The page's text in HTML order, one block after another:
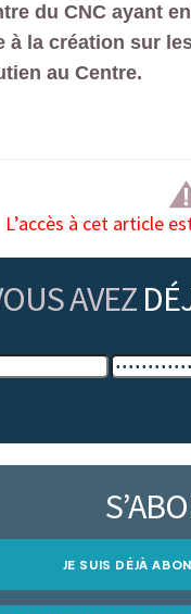
du CNC ayant
à la création sur
au Centre.
L’accès à cet article
AVEZ
JE SUIS DÉJÀ